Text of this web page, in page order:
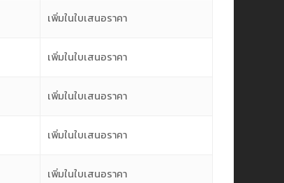
เพิ่มในใบเสนอราคา
เพิ่มในใบเสนอราคา
เพิ่มในใบเสนอราคา
เพิ่มในใบเสนอราคา
เพิ่มในใบเสนอราคา